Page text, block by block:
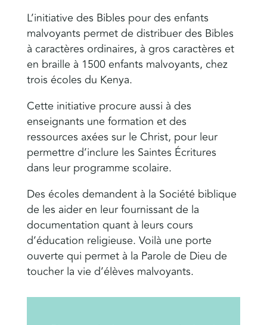
L’initiative des Bibles pour des enfants
malvoyants permet de distribuer des Bibles
à caractères ordinaires, à gros caractères et
en braille à 1500 enfants malvoyants, chez
trois écoles du Kenya.
Cette initiative procure aussi à des
enseignants une formation et des
ressources axées sur le Christ, pour leur
permettre d’inclure les Saintes Écritures
dans leur programme scolaire.
Des écoles demandent à la Société biblique
de les aider en leur fournissant de la
documentation quant à leurs cours
d’éducation religieuse. Voilà une porte
ouverte qui permet à la Parole de Dieu de
toucher la vie d’élèves malvoyants.